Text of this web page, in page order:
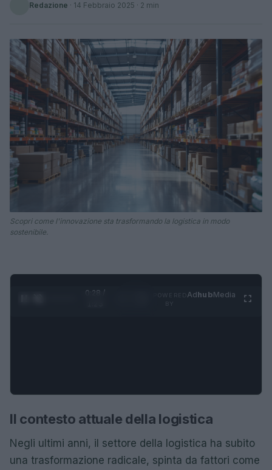
Redazione · 14 Febbraio 2025 · 2 min
Scopri come l'innovazione sta trasformando la logistica in modo
sostenibile.
0:28 /
AdhubMedia
Il contesto attuale della logistica
Negli ultimi anni, il settore della logistica ha subito
una trasformazione radicale, spinta da fattori come